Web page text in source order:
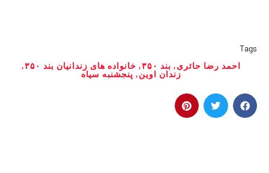
Tags
احمد رضا حائری, بند ۳۵۰ , خانواده های زندانیان بند ۳۵۰
,
زندان اوین, پنجشنبه سیاه